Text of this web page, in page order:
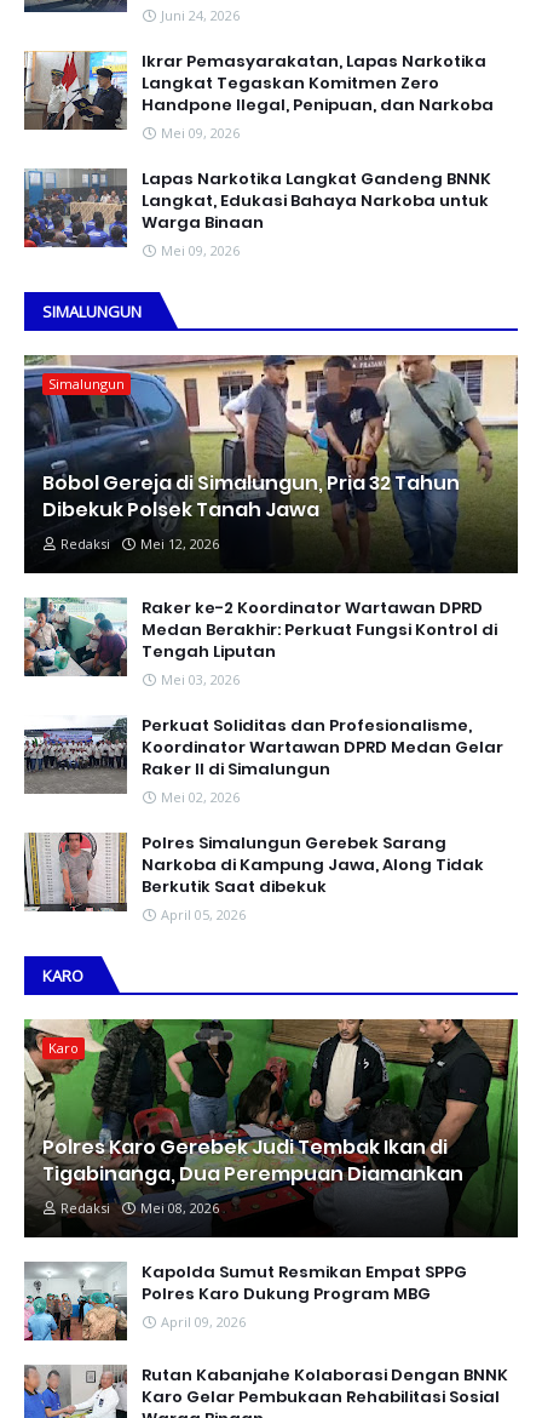
Juni 24, 2026
Ikrar Pemasyarakatan, Lapas Narkotika
Langkat Tegaskan Komitmen Zero
Handpone llegal, Penipuan, dan Narkoba
Mei 09, 2026
Lapas Narkotika Langkat Gandeng BNNK
Langkat, Edukasi Bahaya Narkoba untuk
Warga Binaan
Mei 09, 2026
SIMALUNGUN
Simalungun
Bobol Gereja di Simalungun, Pria 32 Tahun
Dibekuk Polsek Tanah Jawa
Redaksi Mei 12, 2026
Raker ke-2 Koordinator Wartawan DPRD
Medan Berakhir: Perkuat Fungsi Kontrol di
Tengah Liputan
Mei 03, 2026
Perkuat Soliditas dan Profesionalisme,
Koordinator Wartawan DPRD Medan Gelar
Raker II di Simalungun
Mei 02, 2026
Polres Simalungun Gerebek Sarang
Narkoba di Kampung Jawa, Along Tidak
Berkutik Saat dibekuk
April 05, 2026
KARO
Karo
Polres Karo Gerebek Judi Tembak Ikan di
Tigabinanga, Dua Perempuan Diamankan
Redaksi Mei 08, 2026
Kapolda Sumut Resmikan Empat SPPG
Polres Karo Dukung Program MBG
April 09, 2026
Rutan Kabanjahe Kolaborasi Dengan BNNK
Karo Gelar Pembukaan Rehabilitasi Sosial